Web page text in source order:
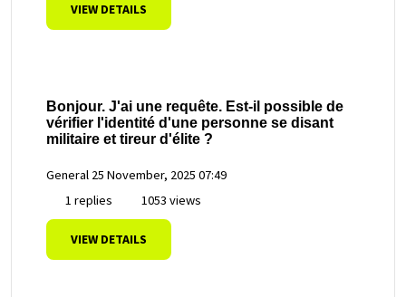
VIEW DETAILS
Bonjour. J'ai une requête. Est-il possible de
vérifier l'identité d'une personne se disant
militaire et tireur d'élite ?
General 25 November, 2025 07:49
1 replies
1053 views
VIEW DETAILS